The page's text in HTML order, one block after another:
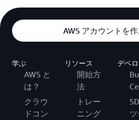
AWS アカウントを
学ぶ
AWS と
は？
クラウ
ドコン
リソース
開始方
法
トレー
ニング
デベ